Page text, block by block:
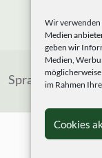
Wir verwenden
Medien
geben wir
Medien,
im Rahmen
Cookies
Sprachen